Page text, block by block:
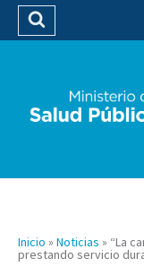
Buscar
Inicio » Noticias » “La
prestando servicio